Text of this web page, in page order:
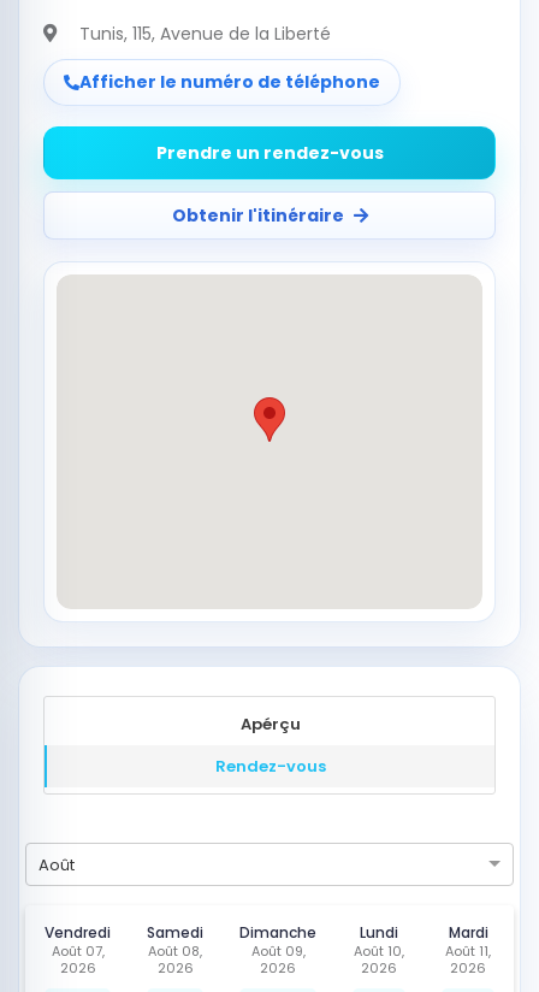
Tunis, 115, Avenue de la Liberté
Afficher le numéro de téléphone
Prendre un rendez-vous
Obtenir l'itinéraire
Apérçu
Rendez-vous
Août
Vendredi
Août 07,
2026
Samedi
Août 08,
2026
Dimanche
Août 09,
2026
Lundi
Août 10,
2026
Mardi
Août 11,
2026